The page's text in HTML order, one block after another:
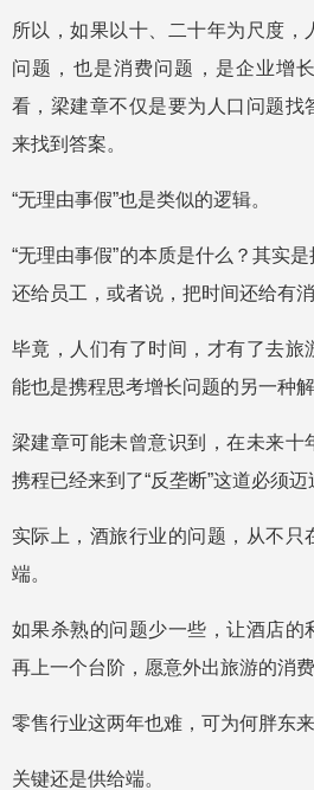
所以，如果以十、二十年为尺度，
问题，也是消费问题，是企业增
看，梁建章不仅是要为人口问题找
来找到答案。
“无理由事假”也是类似的逻辑。
“无理由事假”的本质是什么？其实
还给员工，或者说，把时间还给有消
毕竟，人们有了时间，才有了去旅
能也是携程思考增长问题的另一种解
梁建章可能未曾意识到，在未来十
携程已经来到了“反垄断”这道必须迈
实际上，酒旅行业的问题，从不只
端。
如果杀熟的问题少一些，让酒店的
再上一个台阶，愿意外出旅游的消
零售行业这两年也难，可为何胖东
关键还是供给端。